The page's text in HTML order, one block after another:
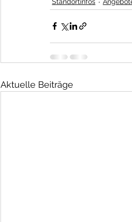
Standortinfos
Aktuelle Beiträge